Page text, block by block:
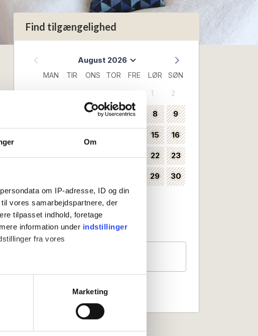
Om
om IP-adresse, ID og din
vores samarbejdspartnere, der
tilpasset indhold, foretage
information under indstillinger
fra vores
få meter
Marketing
Find tilgængelighed
August 2026
MAN TIR ONS TOR FRE LØR SØN
1 2
5 6 7 8 9
15 16
34 17 18 19 20 21 22 23
29 30
31
Kan vælges som ankomstdag
Ankomst ikke mulig